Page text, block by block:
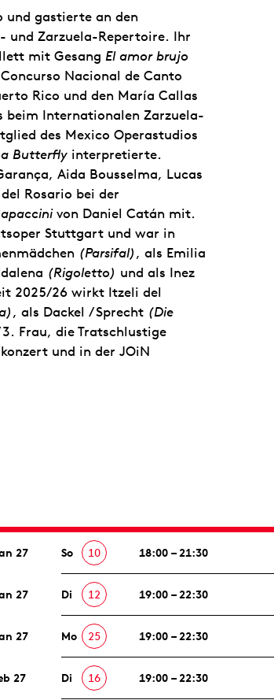
und gastierte an den
und Zarzuela-Repertoire. Ihr
mit Gesang El amor brujo
Nacional de Canto
Rico und den María Callas
beim Internationalen Zarzuela-
des Mexico Operastudios
Butterfly interpretierte.
Aida Bousselma, Lucas
Rosario bei der
von Daniel Catán mit.
Stuttgart und war in
(Parsifal), als Emilia
(Rigoletto) und als Inez
2025/26 wirkt Itzeli del
, als Dackel / Sprecht (Die
Frau, die Tratschlustige
und in der JOiN
27 So 10 18:00 – 21:30
27 Di 12 19:00 – 22:30
27 Mo 25 19:00 – 22:30
27 Di 16 19:00 – 22:30